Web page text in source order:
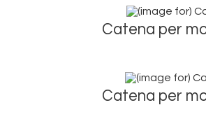
Catena per
Catena per